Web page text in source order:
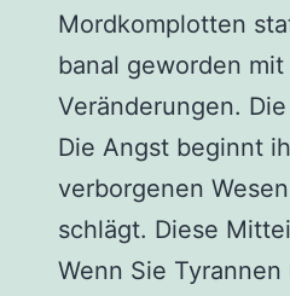
Mordkomplotten
banal geworden
Veränderungen.
Die Angst beginnt
verborgenen
schlägt. Diese
Wenn Sie